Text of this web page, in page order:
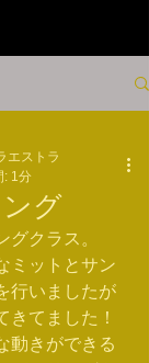
グ
エストラ
: 1分
クラス。
ミットとサン
行いましたが
きてました！
動きができる